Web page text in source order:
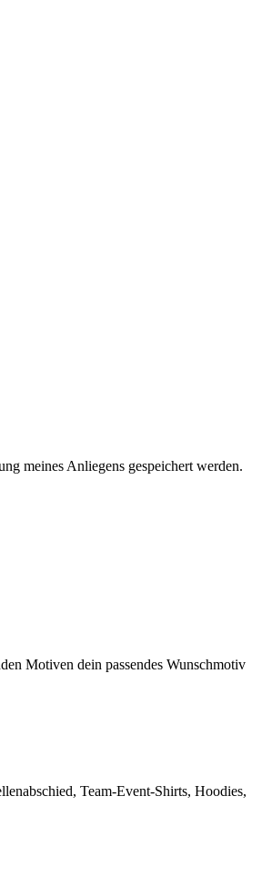
meines Anliegens gespeichert werden.
Motiven dein passendes Wunschmotiv
Team-Event-Shirts, Hoodies,